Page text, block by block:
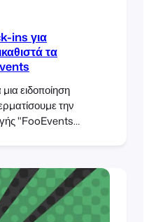
ins για
τα
ειδοποίηση
την
"FooEvents
διότι
Βλέπετε, αυτή τη
εκδόσεις
στο